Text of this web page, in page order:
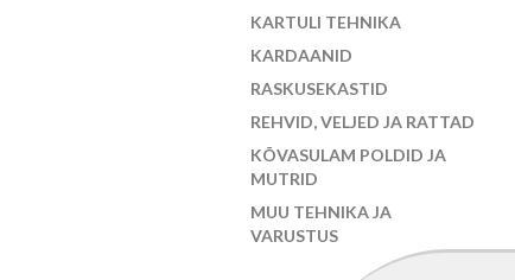
KARTULI TEHNIKA
KARDAANID
RASKUSEKASTID
REHVID, VELJED JA RATTAD
KÕVASULAM POLDID JA
MUTRID
MUU TEHNIKA JA
VARUSTUS